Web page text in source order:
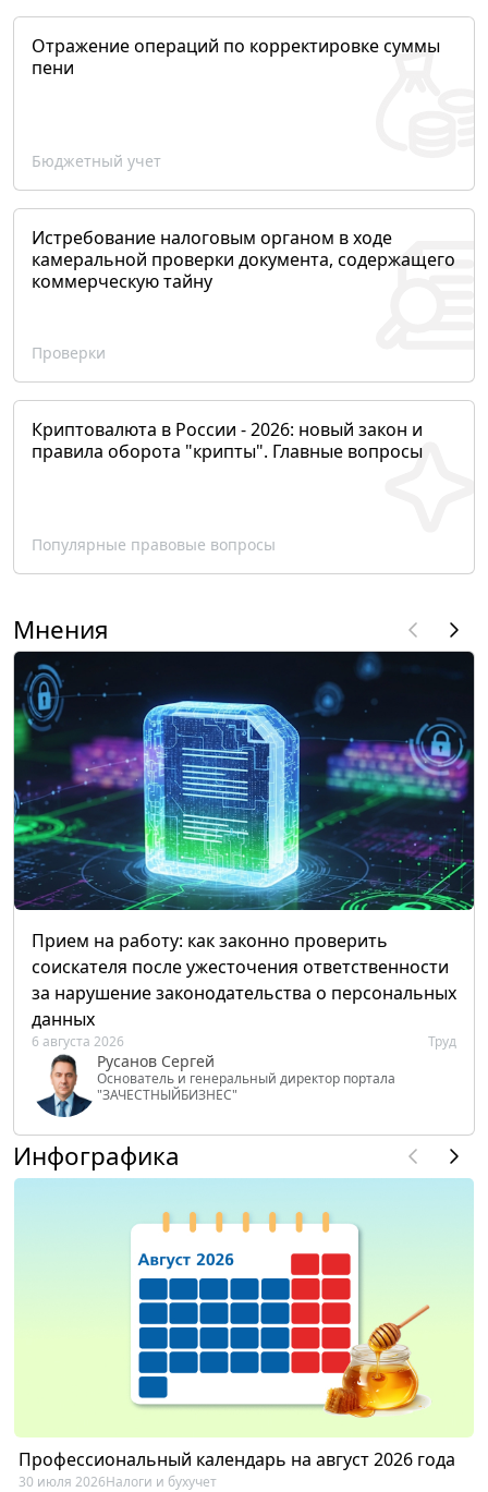
Отражение операций по корректировке суммы
пени
Бюджетный учет
Истребование налоговым органом в ходе
камеральной проверки документа, содержащего
коммерческую тайну
Проверки
Криптовалюта в России - 2026: новый закон и
правила оборота "крипты". Главные вопросы
Популярные правовые вопросы
Мнения
Прием на работу: как законно проверить
соискателя после ужесточения ответственности
за нарушение законодательства о персональных
данных
6 августа 2026 Труд
Русанов Сергей
Основатель и генеральный директор портала
"ЗАЧЕСТНЫЙБИЗНЕС"
Инфографика
Профессиональный календарь на август 2026 года
30 июля 2026Налоги и бухучет